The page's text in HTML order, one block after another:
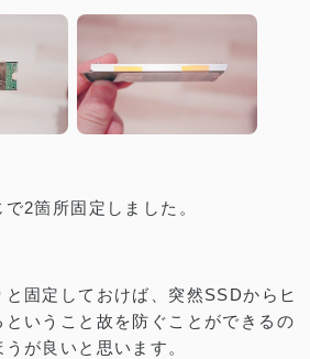
2箇所固定しました。
固定しておけば、突然SSDからヒ
いうこと故を防ぐことができるの
が良いと思います。